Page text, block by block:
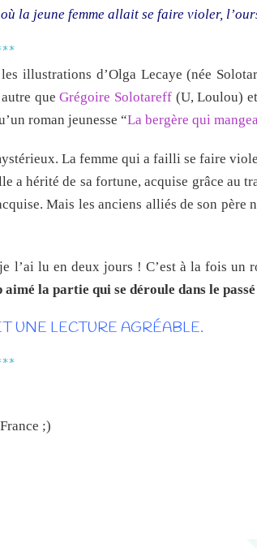
la jeune femme allait se faire violer,
illustrations d’Olga Lecaye (née
autre queGrégoire Solotareff (U, Loulou)
roman jeunesse “La bergère qui
La femme qui a failli se faire
a hérité de sa fortune, acquise grâce au
Mais les anciens alliés de son père
lu en deux jours ! C’est à la fois un
aimé la partie qui se déroule dans le passé
UNE LECTURE AGRÉABLE.
;)